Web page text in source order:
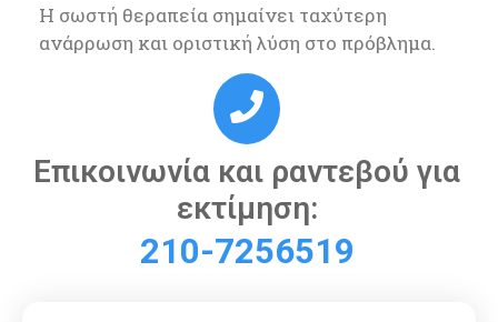
Η σωστή θεραπεία σημαίνει ταχύτερη
ανάρρωση και οριστική λύση στο πρόβλημα.
Επικοινωνία και ραντεβού για
εκτίμηση:
210-7256519